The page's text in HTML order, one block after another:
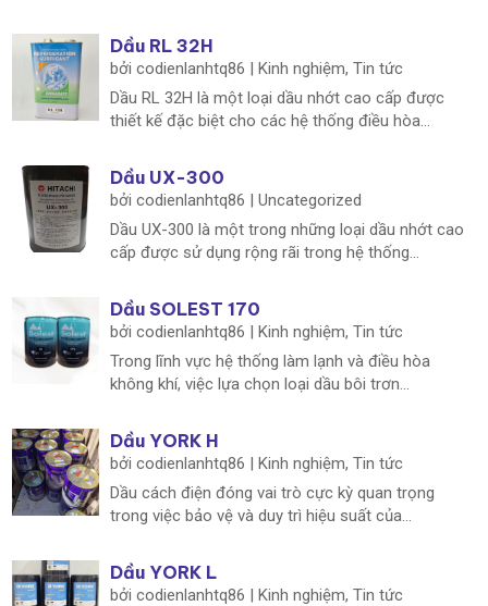
Dầu RL 32H
bởicodienlanhtq86 |Kinh nghiệm,Tin tức
Dầu RL 32H là một loại dầu nhớt cao cấp được
thiết kế đặc biệt cho các hệ thống điều hòa...
Dầu UX-300
bởicodienlanhtq86 |Uncategorized
Dầu UX-300 là một trong những loại dầu nhớt cao
cấp được sử dụng rộng rãi trong hệ thống...
Dầu SOLEST 170
bởicodienlanhtq86 |Kinh nghiệm,Tin tức
Trong lĩnh vực hệ thống làm lạnh và điều hòa
không khí, việc lựa chọn loại dầu bôi trơn...
Dầu YORK H
bởicodienlanhtq86 |Kinh nghiệm,Tin tức
Dầu cách điện đóng vai trò cực kỳ quan trọng
trong việc bảo vệ và duy trì hiệu suất của...
Dầu YORK L
bởicodienlanhtq86 |Kinh nghiệm,Tin tức